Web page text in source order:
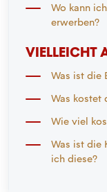
Wo kann
erwerben?
VIELLEICHT
Was ist die
Was kostet
Wie viel
Was ist die
ich diese?